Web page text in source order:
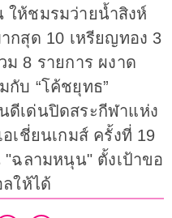
ให้ชมรมว่ายน้ำสิงห์
กสุด 10 เหรียญทอง 3
8 รายการ ผงาด
กับ “โค้ชยุทธ”
ดีเด่นปิดสระกีฬาแห่ง
ชี่ยนเกมส์ ครั้งที่ 19
"ฉลามหนุน" ตั้งเป้าขอ
ให้ได้